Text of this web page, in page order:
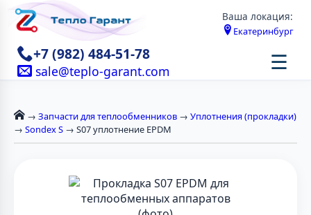
Ваша локация:
Екатеринбург
+7 (982) 484-51-78
sale@teplo-garant.com ☰
→ Запчасти для теплообменников → Уплотнения (прокладки)
→ Sondex S → S07 уплотнение EPDM